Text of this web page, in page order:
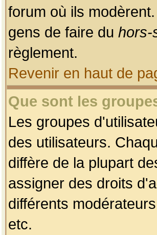
forum où ils
gens de faire du hors-
règlement.
Revenir en haut de
Que sont les
Les groupes
des utilisateurs.
diffère de la plupart
assigner des droits
différents
etc.